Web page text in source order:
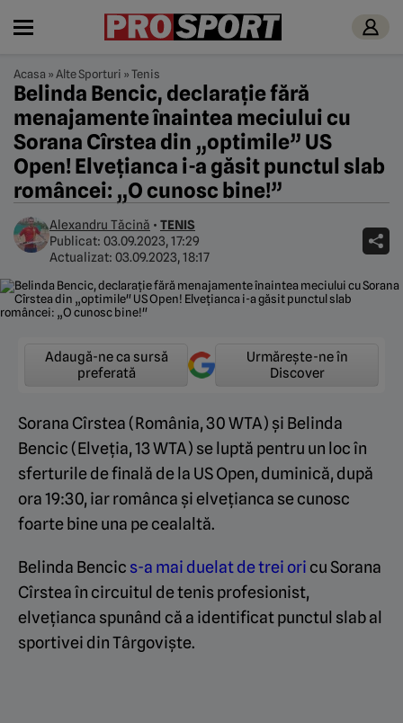
Acasa »Alte Sporturi »Tenis
Belinda Bencic, declarație fără
menajamente înaintea meciului cu
Sorana Cîrstea din „optimile” US
Open! Elvețianca i-a găsit punctul slab
româncei: „O cunosc bine!”
Alexandru Tăcină • TENIS
Publicat: 03.09.2023, 17:29
Actualizat: 03.09.2023, 18:17
Adaugă-ne ca sursă
preferată
Urmărește-ne în
Discover
Sorana Cîrstea (România, 30 WTA) și Belinda
Bencic (Elveția, 13 WTA) se luptă pentru un loc în
sferturile de finală de la US Open, duminică, după
ora 19:30, iar românca și elvețianca se cunosc
foarte bine una pe cealaltă.
Belinda Bencic s-a mai duelat de trei ori cu Sorana
Cîrstea în circuitul de tenis profesionist,
elvețianca spunând că a identificat punctul slab al
sportivei din Târgoviște.